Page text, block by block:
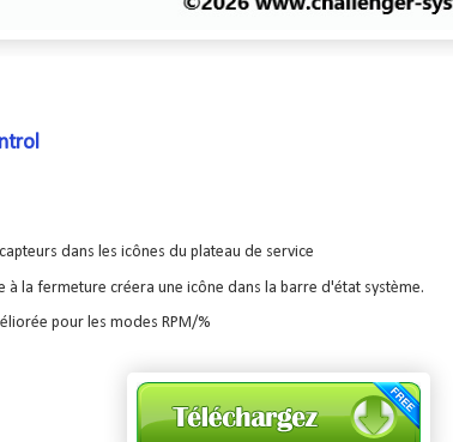
dans les icônes du plateau de service
à la fermeture créera une icône dans la barre d'état système.
pour les modes RPM/%